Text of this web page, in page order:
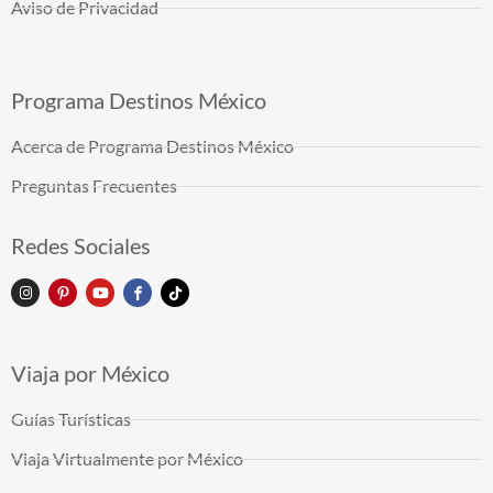
Aviso de Privacidad
Programa Destinos México
Acerca de Programa Destinos México
Preguntas Frecuentes
Redes Sociales
Viaja por México
Guías Turísticas
Viaja Virtualmente por México